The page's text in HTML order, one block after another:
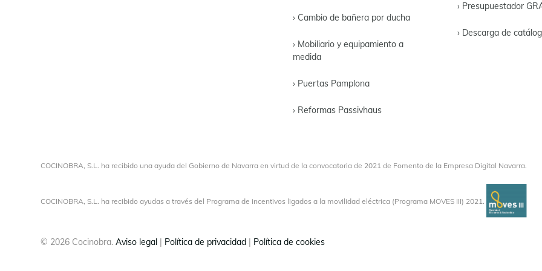
› Cambio de bañera por ducha
› Mobiliario y equipamiento a
medida
› Puertas Pamplona
› Reformas Passivhaus
› Presupuestador
› Descarga de
COCINOBRA, S.L. ha recibido una ayuda del Gobierno de Navarra en virtud de la convocatoria de 2021 de Fomento de la Empresa Digital Navarra.
COCINOBRA, S.L. ha recibido ayudas a través del Programa de incentivos ligados a la movilidad eléctrica (Programa MOVES III) 2021.
© 2026 Cocinobra.Aviso legal | Política de privacidad | Política de cookies